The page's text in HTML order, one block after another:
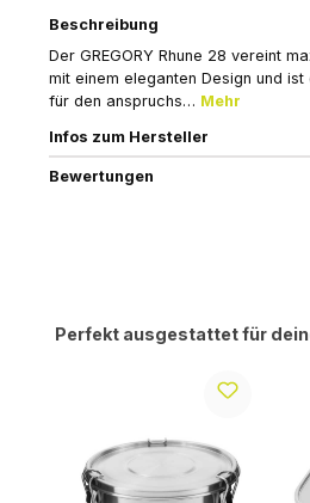
Beschreibung
Der GREGORY Rhune 28 vereint
mit einem eleganten Design und
für den anspruchs… Mehr
Infos zum Hersteller
Bewertungen
Produktgalerie überspringen
Perfekt ausgestattet für